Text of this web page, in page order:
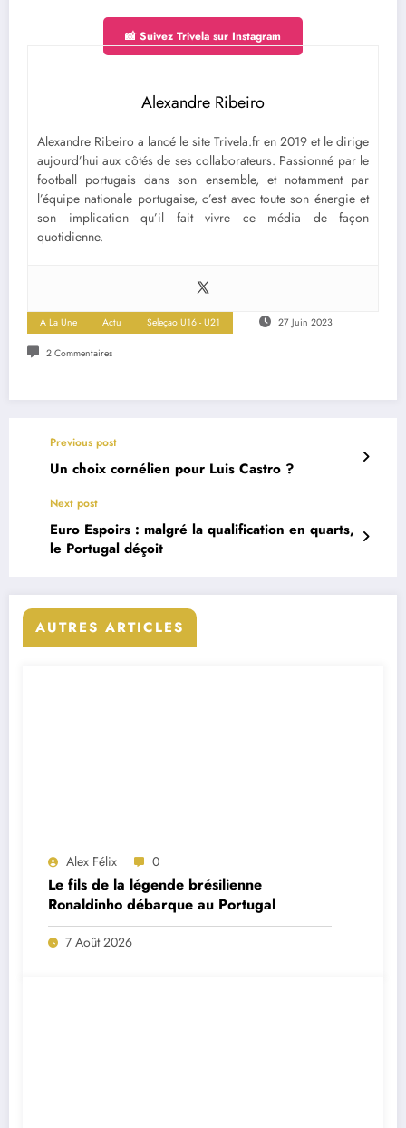
📸 Suivez Trivela sur Instagram
Alexandre Ribeiro
Alexandre Ribeiro a lancé le site Trivela.fr en 2019 et le dirige
aujourd’hui aux côtés de ses collaborateurs. Passionné par le
football portugais dans son ensemble, et notamment par
l’équipe nationale portugaise, c’est avec toute son énergie et
son implication qu’il fait vivre ce média de façon
quotidienne.
A La Une Actu Seleçao U16 - U21 27 Juin 2023
2 Commentaires
Previous post
Un choix cornélien pour Luis Castro ?
Next post
Euro Espoirs : malgré la qualification en quarts,
le Portugal déçoit
AUTRES ARTICLES
Alex Félix 0
Le fils de la légende brésilienne
Ronaldinho débarque au Portugal
7 Août 2026